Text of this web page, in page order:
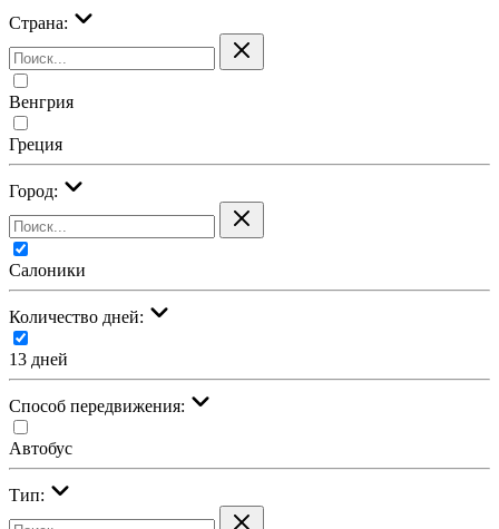
Страна:
Венгрия
Греция
Город:
Салоники
Количество дней:
13 дней
Cпособ передвижения:
Автобус
Тип: